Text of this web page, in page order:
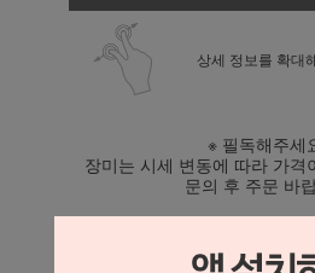
상세 정보를 확대
※ 필독해주세
장미는 시세 변동에 따라 가격
문의 후 주문 바